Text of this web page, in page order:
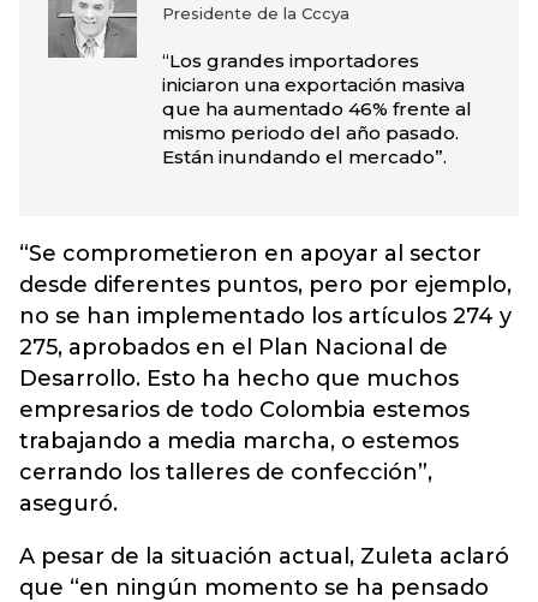
Presidente de la Cccya
“Los grandes importadores
iniciaron una exportación masiva
que ha aumentado 46% frente al
mismo periodo del año pasado.
Están inundando el mercado”.
“Se comprometieron en apoyar al sector
desde diferentes puntos, pero por ejemplo,
no se han implementado los artículos 274 y
275, aprobados en el Plan Nacional de
Desarrollo. Esto ha hecho que muchos
empresarios de todo Colombia estemos
trabajando a media marcha, o estemos
cerrando los talleres de confección”,
aseguró.
A pesar de la situación actual, Zuleta aclaró
que “en ningún momento se ha pensado